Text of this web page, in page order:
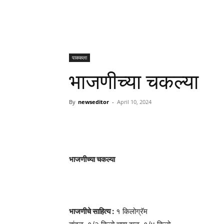
पाककला
भाजणीच्या चकल्या
By newseditor - April 10, 2024
भाजणीच्या चकल्या
भाजणीचे साहित्य : १ किलोग्रॅम